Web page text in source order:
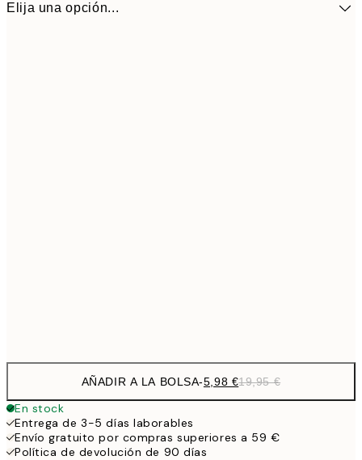
Elija una opción...
AÑADIR A LA BOLSA-5,98 €19,95 €
En stock
Entrega de 3-5 días laborables
Envío gratuito por compras superiores a 59 €
Política de devolución de 90 días